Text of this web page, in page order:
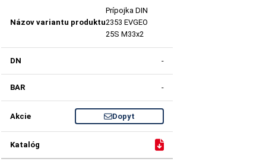
Prípojka DIN
2353 EVGEO
25S M33x2
-
-
Dopyt